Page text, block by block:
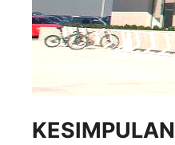
KESIMPULAN